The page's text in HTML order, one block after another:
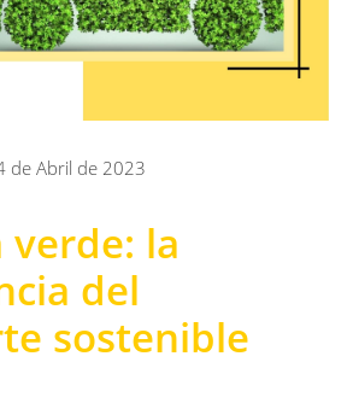
de Abril de 2023
verde: la
del
sostenible